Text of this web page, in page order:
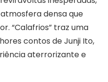
densa que
“Calafrios” traz uma
contos de Junji Ito,
aterrorizante e